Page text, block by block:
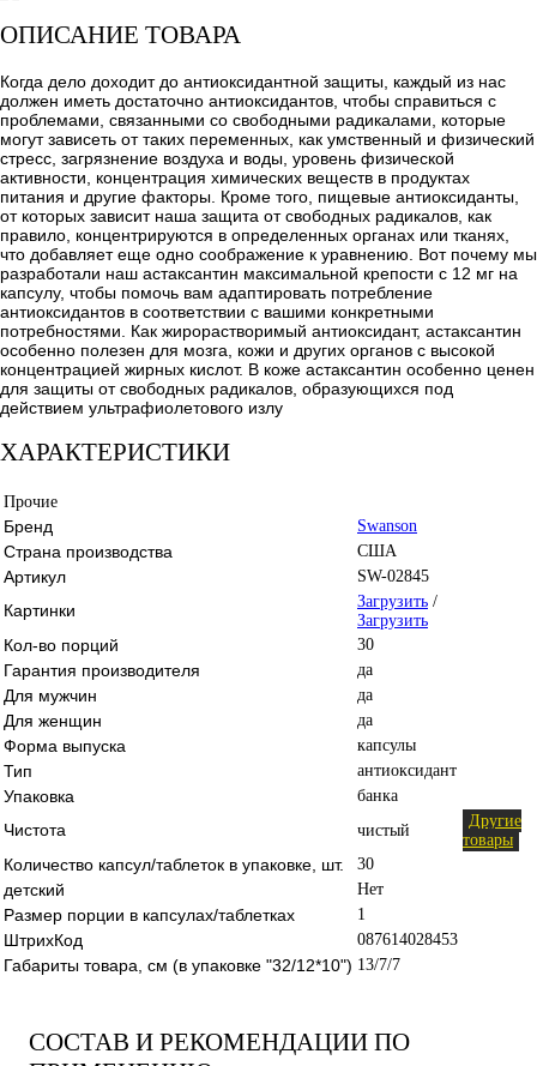
ОПИСАНИЕ ТОВАРА
Когда дело доходит до антиоксидантной защиты, каждый из нас
должен иметь достаточно антиоксидантов, чтобы справиться с
проблемами, связанными со свободными радикалами, которые
могут зависеть от таких переменных, как умственный и физический
стресс, загрязнение воздуха и воды, уровень физической
активности, концентрация химических веществ в продуктах
питания и другие факторы. Кроме того, пищевые антиоксиданты,
от которых зависит наша защита от свободных радикалов, как
правило, концентрируются в определенных органах или тканях,
что добавляет еще одно соображение к уравнению. Вот почему мы
разработали наш астаксантин максимальной крепости с 12 мг на
капсулу, чтобы помочь вам адаптировать потребление
антиоксидантов в соответствии с вашими конкретными
потребностями. Как жирорастворимый антиоксидант, астаксантин
особенно полезен для мозга, кожи и других органов с высокой
концентрацией жирных кислот. В коже астаксантин особенно ценен
для защиты от свободных радикалов, образующихся под
действием ультрафиолетового излу
ХАРАКТЕРИСТИКИ
Прочие
Бренд Swanson
Страна производства США
Артикул SW-02845
Картинки Загрузить /
Загрузить
Кол-во порций 30
Гарантия производителя да
Для мужчин да
Для женщин да
Форма выпуска капсулы
Тип антиоксидант
Упаковка банка
Чистота чистый
Другие
товары
Количество капсул/таблеток в упаковке, шт. 30
детский Нет
Размер порции в капсулах/таблетках 1
ШтрихКод 087614028453
Габариты товара, см (в упаковке "32/12*10") 13/7/7
СОСТАВ И РЕКОМЕНДАЦИИ ПО